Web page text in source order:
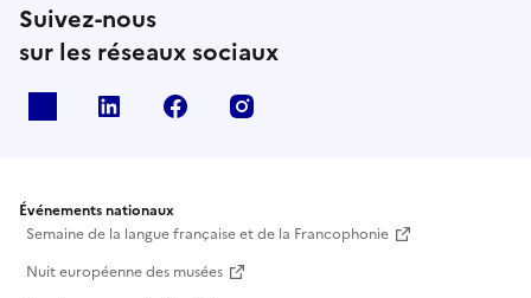
Suivez-nous
sur les réseaux sociaux
Linkedin Facebook
Événements nationaux
Semaine de la langue française et de la Francophonie
Nuit européenne des musées